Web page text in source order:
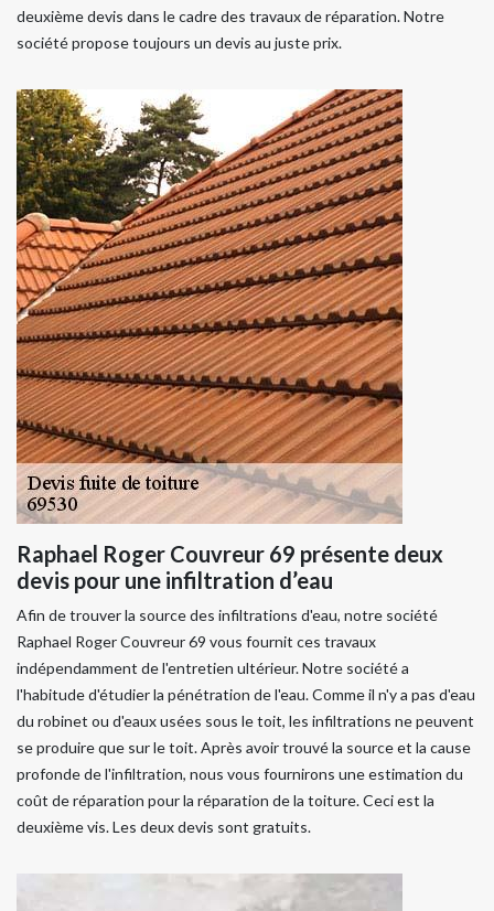
deuxième devis dans le cadre des travaux de réparation. Notre
société propose toujours un devis au juste prix.
Raphael Roger Couvreur 69 présente deux
devis pour une infiltration d’eau
Afin de trouver la source des infiltrations d'eau, notre société
Raphael Roger Couvreur 69 vous fournit ces travaux
indépendamment de l'entretien ultérieur. Notre société a
l'habitude d'étudier la pénétration de l'eau. Comme il n'y a pas d'eau
du robinet ou d'eaux usées sous le toit, les infiltrations ne peuvent
se produire que sur le toit. Après avoir trouvé la source et la cause
profonde de l'infiltration, nous vous fournirons une estimation du
coût de réparation pour la réparation de la toiture. Ceci est la
deuxième vis. Les deux devis sont gratuits.